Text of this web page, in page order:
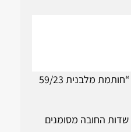
היה הראשון לכתוב סקירה “חותמת מלבנית 59/23
שדות החובה מסומנים